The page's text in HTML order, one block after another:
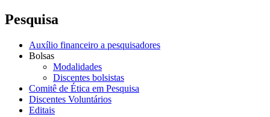
Pesquisa
Auxílio financeiro a pesquisadores
Bolsas
Modalidades
Discentes bolsistas
Comitê de Ética em Pesquisa
Discentes Voluntários
Editais